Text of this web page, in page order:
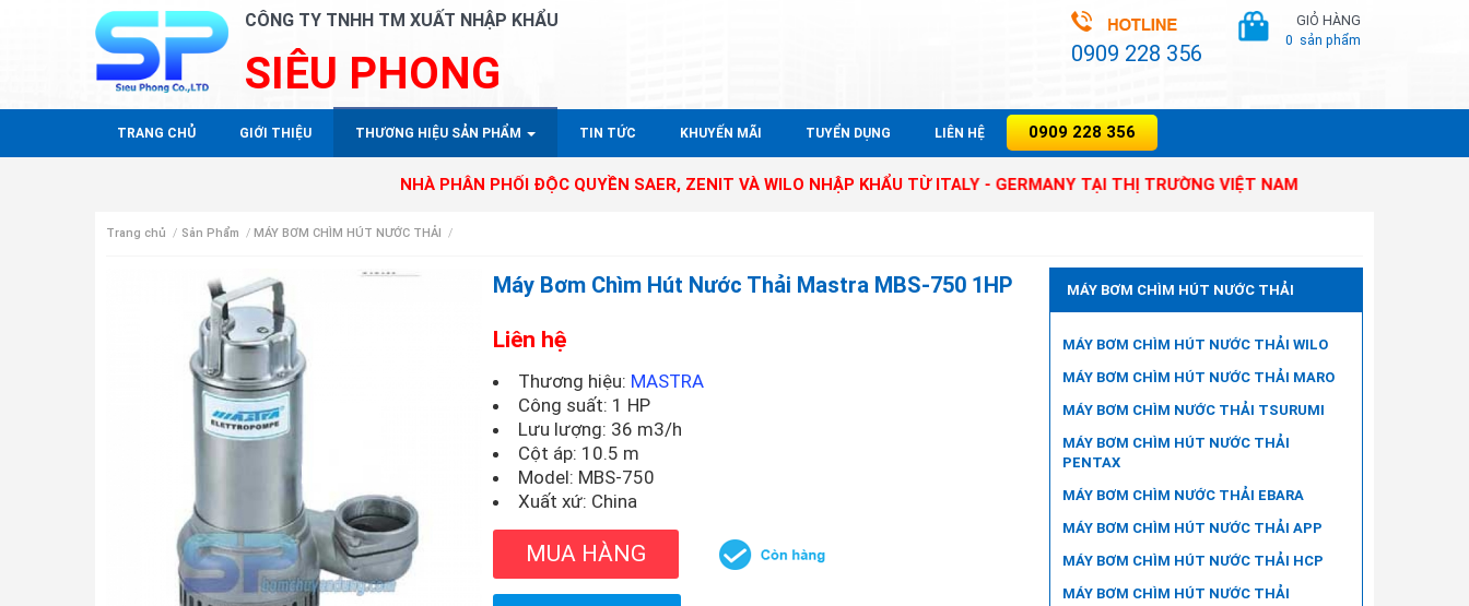
CÔNG TY TNHH TM XUẤT NHẬP KHẨU
SIÊU PHONG 0909 228 356
GIỎ HÀNG
0 sản phẩm
TRANG CHỦ GIỚI THIỆU THƯƠNG HIỆU SẢN PHẨM TIN TỨC KHUYẾN MÃI TUYỂN DỤNG LIÊN HỆ 0909 228 356
NHÀ PHÂN PHỐI ĐỘC QUYỀN SAER, ZENIT VÀ WILO NHẬP KHẨU TỪ ITALY - GERMANY TẠI THỊ TRƯỜNG VIỆT NAM
Trang chủ / Sản Phẩm / MÁY BƠM CHÌM HÚT NƯỚC THẢI /
Máy Bơm Chìm Hút Nước Thải Mastra MBS-750 1HP
Liên hệ
Thương hiệu: MASTRA
Công suất: 1 HP
Lưu lượng: 36 m3/h
Cột áp: 10.5 m
Model: MBS-750
Xuất xứ: China
MUA HÀNG
MÁY BƠM CHÌM HÚT NƯỚC THẢI
MÁY BƠM CHÌM HÚT NƯỚC THẢI WILO
MÁY BƠM CHÌM HÚT NƯỚC THẢI MARO
MÁY BƠM CHÌM NƯỚC THẢI TSURUMI
MÁY BƠM CHÌM HÚT NƯỚC THẢI
PENTAX
MÁY BƠM CHÌM NƯỚC THẢI EBARA
MÁY BƠM CHÌM HÚT NƯỚC THẢI APP
MÁY BƠM CHÌM HÚT NƯỚC THẢI HCP
MÁY BƠM CHÌM HÚT NƯỚC THẢI